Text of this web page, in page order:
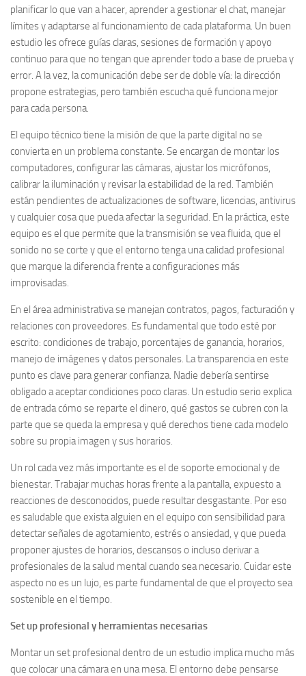
planificar lo que van a hacer, aprender a gestionar el chat, manejar
límites y adaptarse al funcionamiento de cada plataforma. Un buen
estudio les ofrece guías claras, sesiones de formación y apoyo
continuo para que no tengan que aprender todo a base de prueba y
error. A la vez, la comunicación debe ser de doble vía: la dirección
propone estrategias, pero también escucha qué funciona mejor
para cada persona.
El equipo técnico tiene la misión de que la parte digital no se
convierta en un problema constante. Se encargan de montar los
computadores, configurar las cámaras, ajustar los micrófonos,
calibrar la iluminación y revisar la estabilidad de la red. También
están pendientes de actualizaciones de software, licencias, antivirus
y cualquier cosa que pueda afectar la seguridad. En la práctica, este
equipo es el que permite que la transmisión se vea fluida, que el
sonido no se corte y que el entorno tenga una calidad profesional
que marque la diferencia frente a configuraciones más
improvisadas.
En el área administrativa se manejan contratos, pagos, facturación y
relaciones con proveedores. Es fundamental que todo esté por
escrito: condiciones de trabajo, porcentajes de ganancia, horarios,
manejo de imágenes y datos personales. La transparencia en este
punto es clave para generar confianza. Nadie debería sentirse
obligado a aceptar condiciones poco claras. Un estudio serio explica
de entrada cómo se reparte el dinero, qué gastos se cubren con la
parte que se queda la empresa y qué derechos tiene cada modelo
sobre su propia imagen y sus horarios.
Un rol cada vez más importante es el de soporte emocional y de
bienestar. Trabajar muchas horas frente a la pantalla, expuesto a
reacciones de desconocidos, puede resultar desgastante. Por eso
es saludable que exista alguien en el equipo con sensibilidad para
detectar señales de agotamiento, estrés o ansiedad, y que pueda
proponer ajustes de horarios, descansos o incluso derivar a
profesionales de la salud mental cuando sea necesario. Cuidar este
aspecto no es un lujo, es parte fundamental de que el proyecto sea
sostenible en el tiempo.
Set up profesional y herramientas necesarias
Montar un set profesional dentro de un estudio implica mucho más
que colocar una cámara en una mesa. El entorno debe pensarse